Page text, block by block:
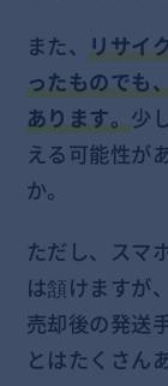
また、リサイ
ったものでも
あります。少
える可能性が
か。
ただし、スマ
は頷けますが
売却後の発送
とはたくさん